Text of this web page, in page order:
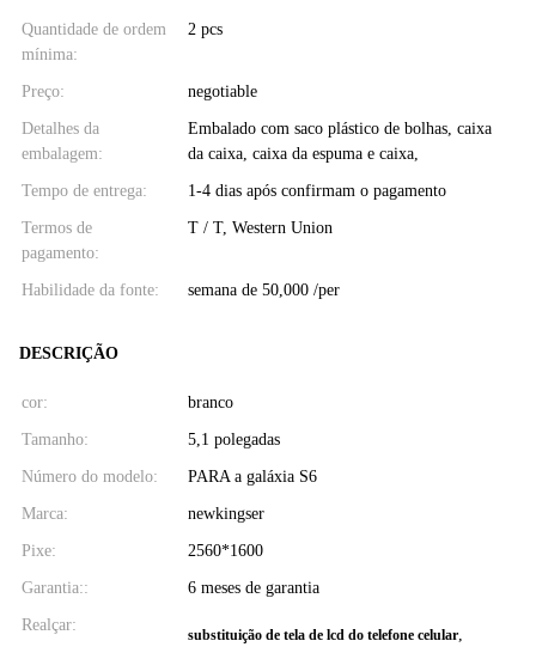
Quantidade de ordem
mínima:
2 pcs
Preço: negotiable
Detalhes da
embalagem:
Embalado com saco plástico de bolhas, caixa
da caixa, caixa da espuma e caixa,
Tempo de entrega: 1-4 dias após confirmam o pagamento
Termos de
pagamento:
T / T, Western Union
Habilidade da fonte: semana de 50,000 /per
DESCRIÇÃO
cor: branco
Tamanho: 5,1 polegadas
Número do modelo: PARA a galáxia S6
Marca: newkingser
Pixe: 2560*1600
Garantia:: 6 meses de garantia
Realçar:
substituição de tela de lcd do telefone celular,